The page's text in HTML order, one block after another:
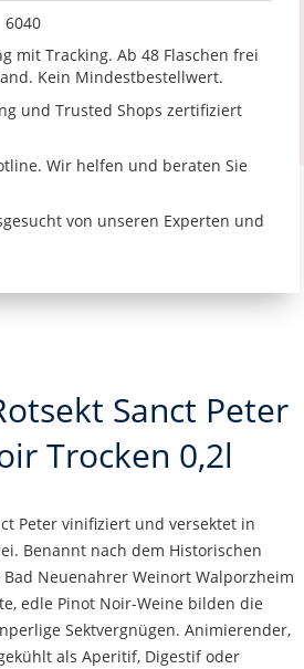
6040
mit Tracking. Ab 48 Flaschen frei
Kein Mindestbestellwert.
und Trusted Shops zertifiziert
Wir helfen und beraten Sie
von unseren Experten und
Sanct Peter
Trocken 0,2l
Peter vinifiziert und versektet in
Benannt nach dem Historischen
Bad Neuenahrer Weinort Walporzheim
edle Pinot Noir-Weine bilden die
Sektvergnügen. Animierender,
als Aperitif, Digestif oder